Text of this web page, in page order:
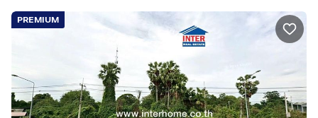
• ราคาเช่า : ต่อรองได้
• สัญญาเช่าระยะยาว เจ้าของที่ดูแลเอง
📞 ติดต่อ
PREMIUM